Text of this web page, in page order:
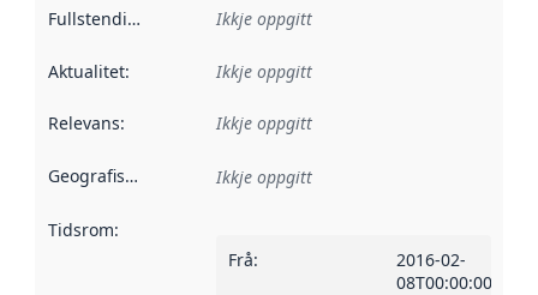
Fullstendigheit Ikkje oppgitt
Aktualitet: Ikkje oppgitt
Relevans: Ikkje oppgitt
Geografisk område Ikkje oppgitt
Tidsrom:
Frå:
2016-02-
08T00:00:00Z